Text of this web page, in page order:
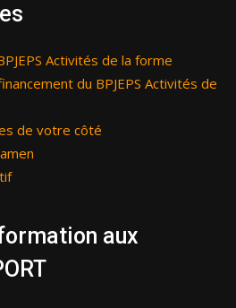
Activités de la forme
du BPJEPS Activités de
de votre côté
aux